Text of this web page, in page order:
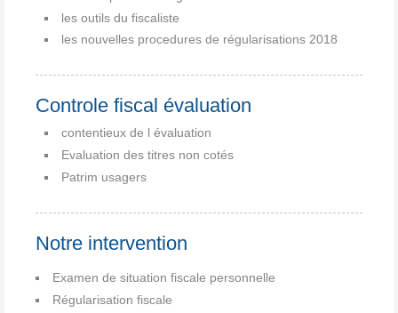
les outils du fiscaliste
les nouvelles procedures de régularisations 2018
Controle fiscal évaluation
contentieux de l évaluation
Evaluation des titres non cotés
Patrim usagers
Notre intervention
Examen de situation fiscale personnelle
Régularisation fiscale